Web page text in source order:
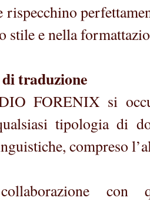
rispecchino
stile e nella
traduzione
FORENIX si
tipologia di
compreso
con